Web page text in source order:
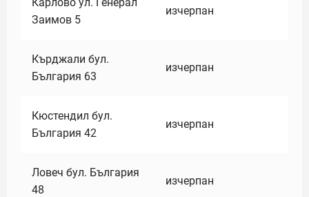
Заимов 5
изчерпан
Кърджали бул.
България 63
изчерпан
Кюстендил бул.
България 42
изчерпан
Ловеч бул. България
48
изчерпан